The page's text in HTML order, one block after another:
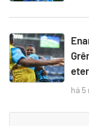
há 5